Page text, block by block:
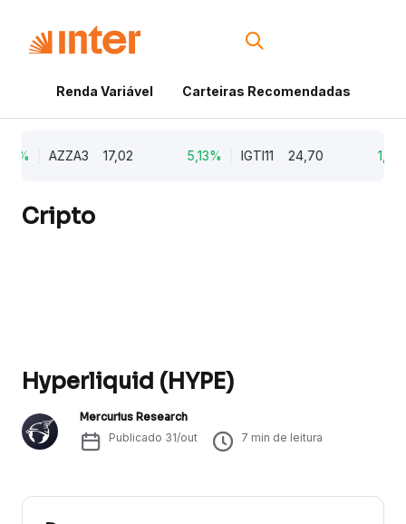
Renda Variável Carteiras Recomendadas
AZZA3 17,02 5,13% IGTI11 24,70 1,77%
Cripto
Hyperliquid (HYPE)
Mercurius Research
Publicado 31/out 7 min de leitura